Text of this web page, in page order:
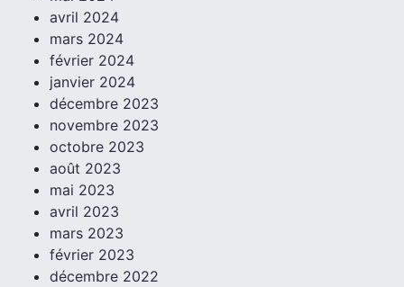
avril 2024
mars 2024
février 2024
janvier 2024
décembre 2023
novembre 2023
octobre 2023
août 2023
mai 2023
avril 2023
mars 2023
février 2023
décembre 2022